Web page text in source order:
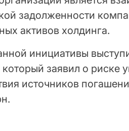
задолженности
активов холдинга.
инициативы
заявил о риске
источников